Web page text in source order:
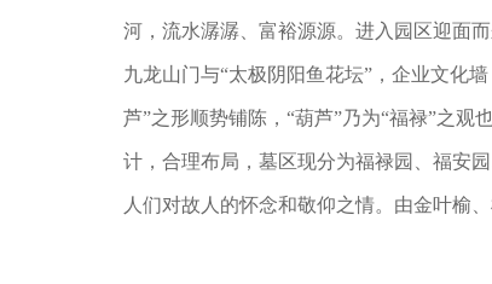
河，流水潺潺、富裕源源。进入园区迎面
九龙山门与“太极阴阳鱼花坛”，企业文化
芦”之形顺势铺陈，“葫芦”乃为“福禄”之
计，合理布局，墓区现分为福禄园、福安
人们对故人的怀念和敬仰之情。由金叶榆